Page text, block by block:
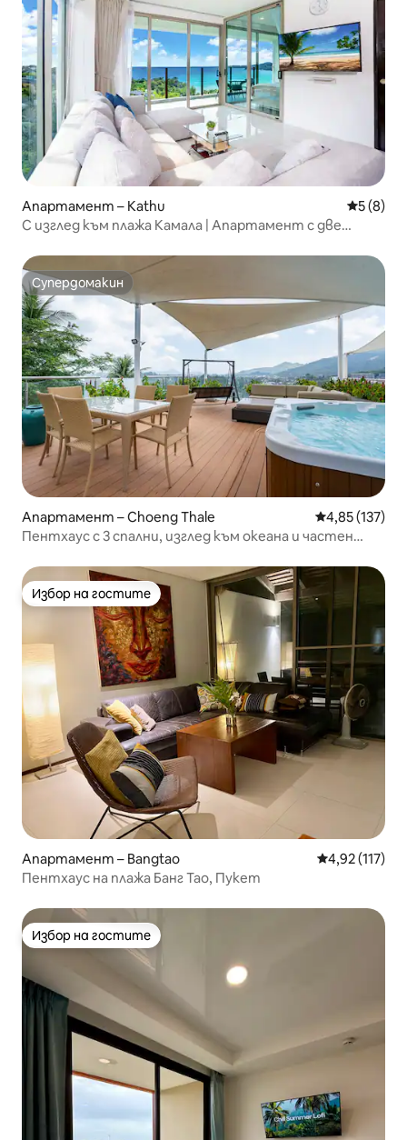
Апартамент – Kathu Средна
5 (8)
С изглед към плажа Камала | Апартамент с две
изглед + самостоятелен басейн | Прекрасен залез |
400 метра пеша до плажа | A82
Супердомакин
Супердомакин
Апартамент – Choeng Thale Средна
4,85 (137)
Пентхаус с 3 спални, изглед към океана и частен
Избор на гостите
Избор на гостите
Апартамент – Bangtao Средна
4,92 (117)
Пентхаус на плажа Банг Тао, Пукет
Избор на гостите
Избор на гостите